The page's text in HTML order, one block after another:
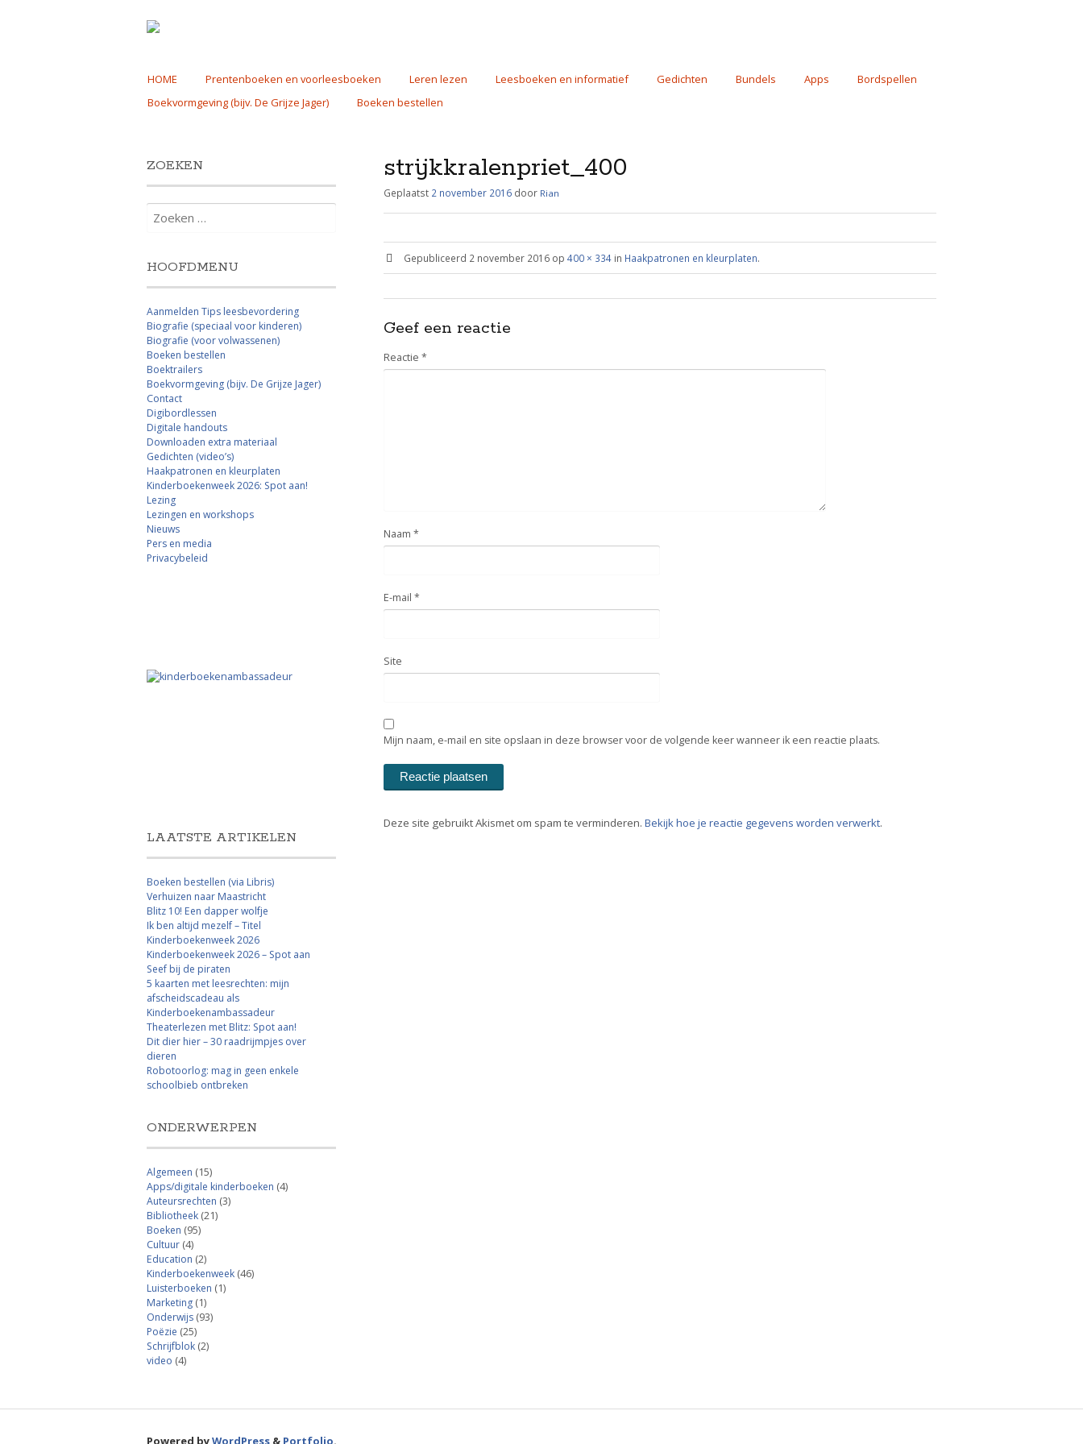
Skip
to
content
HOME Prentenboeken en voorleesboeken Leren lezen Leesboeken en informatief Gedichten Bundels Apps
Bordspellen
Boekvormgeving (bijv. De Grijze Jager)
Boeken bestellen
strijkkralenpriet_400
Geplaatst 2 november 2016 door Rian
Gepubliceerd 2 november 2016op 400 × 334in Haakpatronen en kleurplaten.
Geef een reactie
Reactie *
Naam *
E-mail *
Site
Mijn naam, e-mail en site opslaan in deze browser voor de volgende keer wanneer ik een reactie plaats.
Deze site gebruikt Akismet om spam te verminderen. Bekijk hoe je reactie gegevens worden verwerkt.
ZOEKEN
naar:
HOOFDMENU
Aanmelden Tips leesbevordering
Biografie (speciaal voor kinderen)
Biografie (voor volwassenen)
Boeken bestellen
Boektrailers
Boekvormgeving (bijv. De Grijze Jager)
Contact
Digibordlessen
Digitale handouts
Downloaden extra materiaal
Gedichten (video’s)
Haakpatronen en kleurplaten
Kinderboekenweek 2026: Spot aan!
Lezing
Lezingen en workshops
Nieuws
Pers en media
Privacybeleid
LAATSTE ARTIKELEN
Boeken bestellen (via Libris)
Verhuizen naar Maastricht
Blitz 10! Een dapper wolfje
Ik ben altijd mezelf – Titel
Kinderboekenweek 2026
Kinderboekenweek 2026 – Spot aan
Seef bij de piraten
5 kaarten met leesrechten: mijn
afscheidscadeau als
Kinderboekenambassadeur
Theaterlezen met Blitz: Spot aan!
Dit dier hier – 30 raadrijmpjes over
dieren
Robotoorlog: mag in geen enkele
schoolbieb ontbreken
ONDERWERPEN
Algemeen (15)
Apps/digitale kinderboeken (4)
Auteursrechten (3)
Bibliotheek (21)
Boeken (95)
Cultuur (4)
Education (2)
Kinderboekenweek (46)
Luisterboeken (1)
Marketing (1)
Onderwijs (93)
Poëzie (25)
Schrijfblok (2)
video (4)
Powered byWordPress & Portfolio.